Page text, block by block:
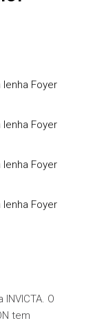
Foyer
Foyer
Foyer
Foyer
O
tem